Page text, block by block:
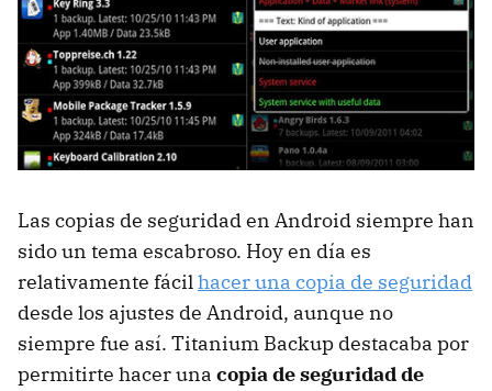
Las copias de seguridad en Android siempre han
sido un tema escabroso. Hoy en día es
relativamente fácilhacer una copia de seguridad
desde los ajustes de Android, aunque no
siempre fue así. Titanium Backup destacaba por
permitirte hacer una copia de seguridad de